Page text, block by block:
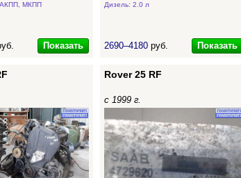
АКПП, МКПП
Показать
Дизель: 2.0 л
2690–4180 руб. Показать
Rover 25 RF
с 1999 г.